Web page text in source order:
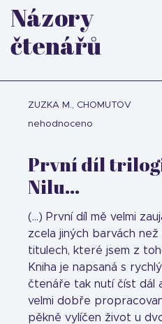
Názory
čtenářů
ZUZKA M., CHOMUTOV
nehodnoceno
První díl
Nilu...
(...) První díl mě velmi
zcela jiných barvách než
titulech, které jsem z
Kniha je napsaná s
čtenáře tak nutí číst dál
velmi dobře
pěkně vylíčen život u